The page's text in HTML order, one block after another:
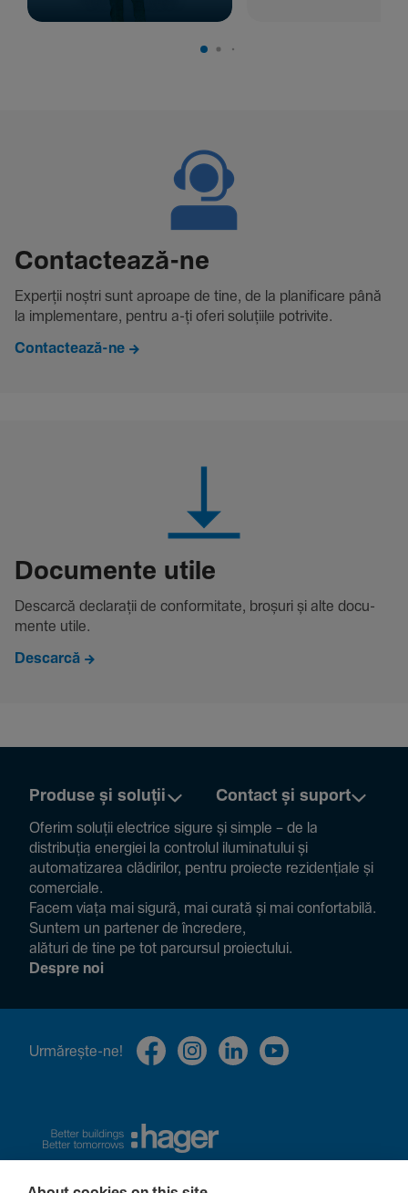
Contac­tează-ne
Experții noștri sunt aproape de tine, de la plani­fi­care până
la imple­men­tare, pentru a-ți oferi solu­țiile potri­vite.
Contactează-ne
Docu­mente utile
Descarcă decla­rații de conformitate, broșuri și alte docu­
mente utile.
Descarcă
Produse și soluții Contact și suport
Oferim soluții electrice sigure și simple – de la
distribuția energiei la controlul ilumi­na­tului și
auto­ma­ti­zarea clădi­rilor, pentru proiecte rezi­den­țiale și
comer­ciale.
Facem viața mai sigură, mai curată și mai confor­ta­bilă.
Suntem un partener de încre­dere,
alături de tine pe tot parcursul proiec­tului.
Despre noi
Urmă­rește-ne!